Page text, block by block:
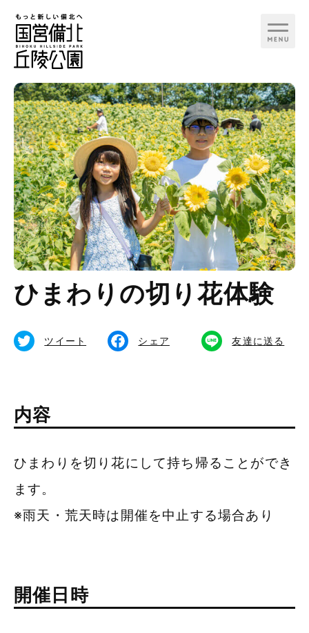
行く日で検索
カテゴリ
お知らせ
見る
遊ぶ
体験する
季節イベント
備北花ピクニック
備北夏まつり
備北コスモスピクニッ
ク
総合TOPページ
ひまわりの切り花体験
ツイート シェア 友達に送る
内容
ひまわりを切り花にして持ち帰ることができ
ます。
※雨天・荒天時は開催を中止する場合あり
開催日時